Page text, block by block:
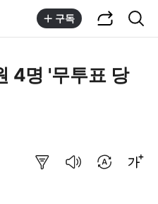
구독
4명 '무투표 당